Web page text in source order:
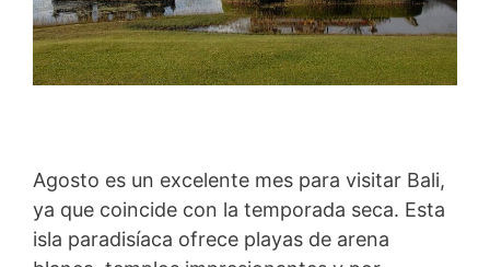
Agosto es un excelente mes para visitar Bali,
ya que coincide con la temporada seca. Esta
isla paradisíaca ofrece playas de arena